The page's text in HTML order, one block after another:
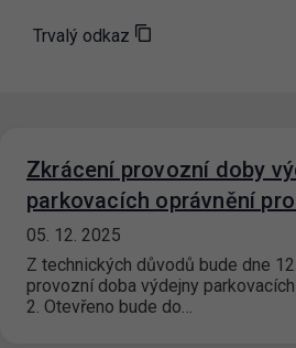
Trvalý odkaz
Zkrácení provozní doby
parkovacích oprávnění
05. 12. 2025
Z technických důvodů bude dne
provozní doba výdejny
2. Otevřeno bude do…